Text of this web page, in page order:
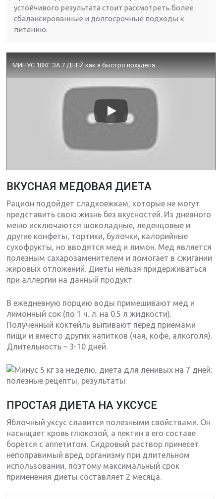
устойчивого результата стоит рассмотреть более
сбалансированные и долгосрочные подходы к
питанию.
МИНУС 10КГ ЗА 7 ДНЕЙ как я быстро похудела
ВКУСНАЯ МЕДОВАЯ ДИЕТА
Рацион подойдет сладкоежкам, которые не могут
представить свою жизнь без вкусностей. Из дневного
меню исключаются шоколадные, леденцовые и
другие конфеты, тортики, булочки, калорийные
сухофрукты, но вводятся мед и лимон. Мед является
полезным сахарозаменителем и помогает в сжигании
жировых отложений. Диеты нельзя придерживаться
при аллергии на данный продукт.
В ежедневную порцию воды примешивают мед и
лимонный сок (по 1 ч. л. на 0.5 л жидкости).
Полученный коктейль выпивают перед приемами
пищи и вместо других напитков (чая, кофе, алкоголя).
Длительность – 3-10 дней.
ПРОСТАЯ ДИЕТА НА УКСУСЕ
Яблочный уксус славится полезными свойствами. Он
насыщает кровь глюкозой, а пектин в его составе
борется с аппетитом. Сидровый раствор принесет
непоправимый вред организму при длительном
использовании, поэтому максимальный срок
применения диеты составляет 2 месяца.